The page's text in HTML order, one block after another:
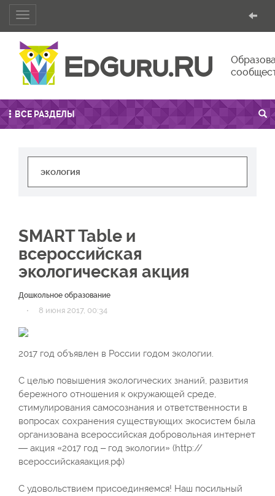
Toggle
navigation
ВСЕ РАЗДЕЛЫ
SMART Table и
всероссийская
экологическая акция
Дошкольное образование
· 8 июня 2017, 00:34
2017 год объявлен в России годом экологии.
С целью повышения экологических знаний, развития
бережного отношения к окружающей среде,
стимулирования самосознания и ответственности в
вопросах сохранения существующих экосистем была
организована всероссийская добровольная интернет
— акция «2017 год – год экологии» (http://
всероссийскаяакция.рф)
С удовольствием присоединяемся! Наш посильный